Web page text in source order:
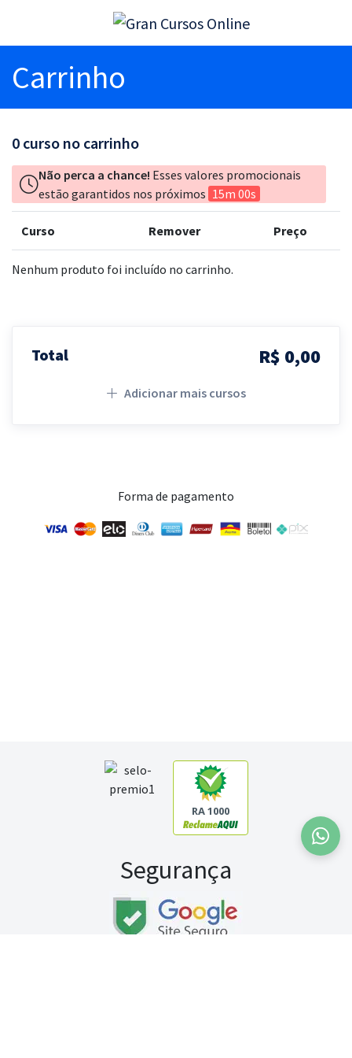
Carrinho
0 curso no carrinho
Não perca a chance! Esses valores promocionais
estão garantidos nos próximos 15m 00s
Curso Remover Preço
Nenhum produto foi incluído no carrinho.
Total R$ 0,00
Adicionar mais cursos
Forma de pagamento
RA 1000
Segurança